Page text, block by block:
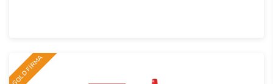
GOLD FİRMA